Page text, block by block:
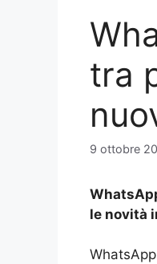
tra
9 ottobre
le novità